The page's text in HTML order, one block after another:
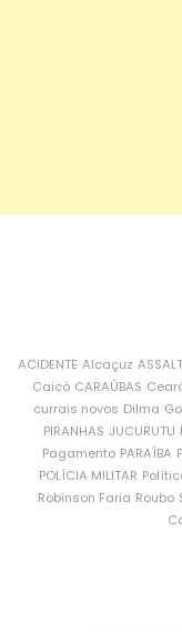
ACIDENTE Alcaçuz
Caicó CARAÚBAS
currais novos Dilma
PIRANHAS JUCURUTU
Pagamento PARAÍBA
POLÍCIA MILITAR
Robinson Faria Roubo